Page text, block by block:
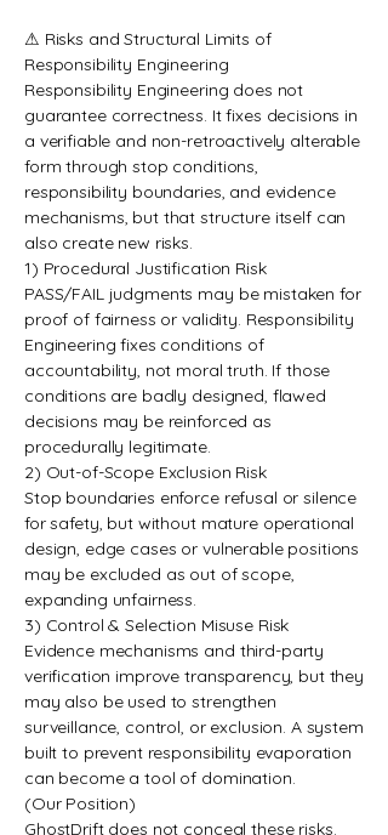
⚠︎ Risks and Structural Limits of
Responsibility Engineering
Responsibility Engineering does not
guarantee correctness. It fixes decisions in
a verifiable and non-retroactively alterable
form through stop conditions,
responsibility boundaries, and evidence
mechanisms, but that structure itself can
also create new risks.
1) Procedural Justification Risk
PASS/FAIL judgments may be mistaken for
proof of fairness or validity. Responsibility
Engineering fixes conditions of
accountability, not moral truth. If those
conditions are badly designed, flawed
decisions may be reinforced as
procedurally legitimate.
2) Out-of-Scope Exclusion Risk
Stop boundaries enforce refusal or silence
for safety, but without mature operational
design, edge cases or vulnerable positions
may be excluded as out of scope,
expanding unfairness.
3) Control & Selection Misuse Risk
Evidence mechanisms and third-party
verification improve transparency, but they
may also be used to strengthen
surveillance, control, or exclusion. A system
built to prevent responsibility evaporation
can become a tool of domination.
(Our Position)
GhostDrift does not conceal these risks.